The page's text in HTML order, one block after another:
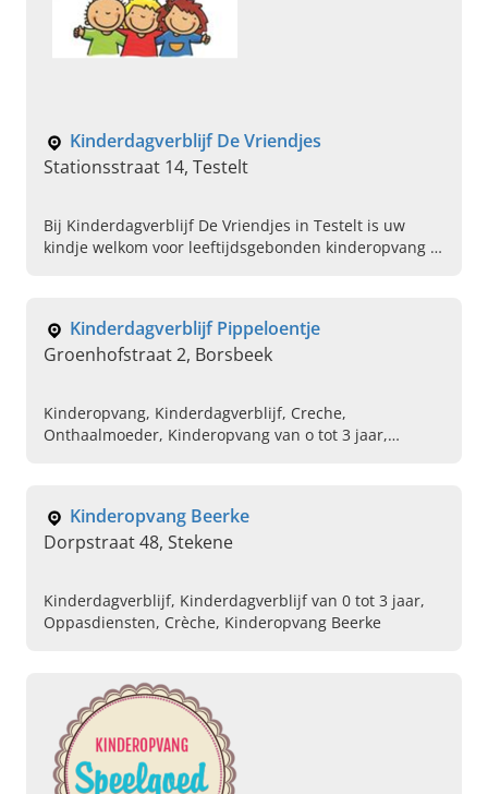
Kinderdagverblijf De Vriendjes
Stationsstraat 14, Testelt
Bij Kinderdagverblijf De Vriendjes in Testelt is uw
kindje welkom voor leeftijdsgebonden kinderopvang in
Kinderdagverblijf Pippeloentje
Groenhofstraat 2, Borsbeek
Kinderopvang, Kinderdagverblijf, Creche,
Onthaalmoeder, Kinderopvang van o tot 3 jaar,
Kinderopvang Beerke
Dorpstraat 48, Stekene
Kinderdagverblijf, Kinderdagverblijf van 0 tot 3 jaar,
Oppasdiensten, Crèche, Kinderopvang Beerke